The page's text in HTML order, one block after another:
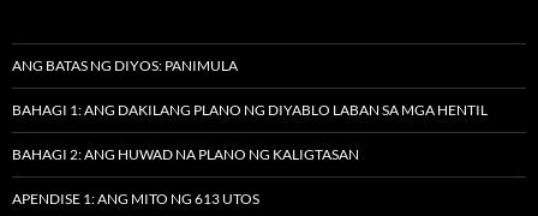
ANG BATAS NG DIYOS: PANIMULA
BAHAGI 1: ANG DAKILANG PLANO NG DIYABLO LABAN SA MGA HENTIL
BAHAGI 2: ANG HUWAD NA PLANO NG KALIGTASAN
APENDISE 1: ANG MITO NG 613 UTOS